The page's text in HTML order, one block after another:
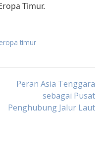
Timur.
timur
Peran Asia Tenggara
sebagai Pusat
Penghubung Jalur Laut